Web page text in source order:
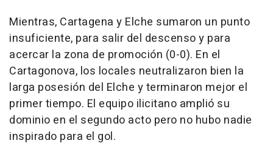
Mientras, Cartagena y Elche sumaron un punto
insuficiente, para salir del descenso y para
acercar la zona de promoción (0-0). En el
Cartagonova, los locales neutralizaron bien la
larga posesión del Elche y terminaron mejor el
primer tiempo. El equipo ilicitano amplió su
dominio en el segundo acto pero no hubo nadie
inspirado para el gol.